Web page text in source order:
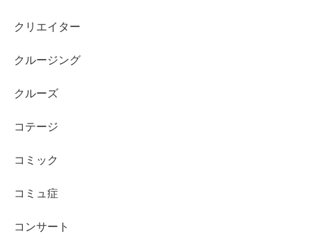
クリエイター
クルージング
クルーズ
コテージ
コミック
コミュ症
コンサート